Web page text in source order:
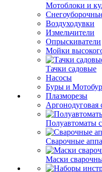
Мотоблоки и
Воздуходувки
Измельчители
Опрыскиватели
Мойки
Тачки садовые
Насосы
Буры и
Плазморезы
Аргонодуговая
Полуавтоматы
Сварочные
Маски